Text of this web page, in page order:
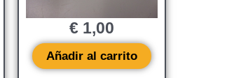
€ 1,00
Añadir al carrito